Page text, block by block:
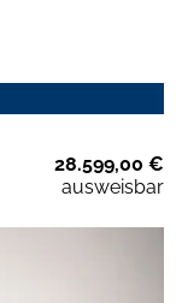
28.599,00 €
ausweisbar